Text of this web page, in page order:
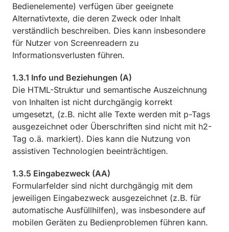
Bedienelemente) verfügen über geeignete
Alternativtexte, die deren Zweck oder Inhalt
verständlich beschreiben. Dies kann insbesondere
für Nutzer von Screenreadern zu
Informationsverlusten führen.
1.3.1 Info und Beziehungen (A)
Die HTML-Struktur und semantische Auszeichnung
von Inhalten ist nicht durchgängig korrekt
umgesetzt, (z.B. nicht alle Texte werden mit p-Tags
ausgezeichnet oder Überschriften sind nicht mit h2-
Tag o.ä. markiert). Dies kann die Nutzung von
assistiven Technologien beeinträchtigen.
1.3.5 Eingabezweck (AA)
Formularfelder sind nicht durchgängig mit dem
jeweiligen Eingabezweck ausgezeichnet (z.B. für
automatische Ausfüllhilfen), was insbesondere auf
mobilen Geräten zu Bedienproblemen führen kann.